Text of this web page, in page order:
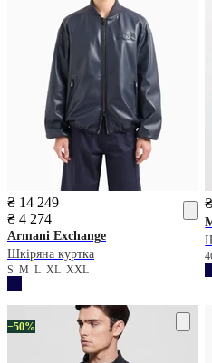
₴ 14 249
₴ 4 274
Armani Exchange
Шкіряна куртка
S M L XL XXL
−50%